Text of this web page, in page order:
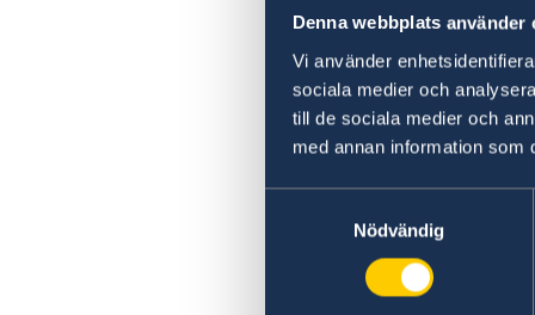
Denna webbplats använder
Vi använder
sociala medier och
till de sociala medier och
med annan information som
Nödvändig